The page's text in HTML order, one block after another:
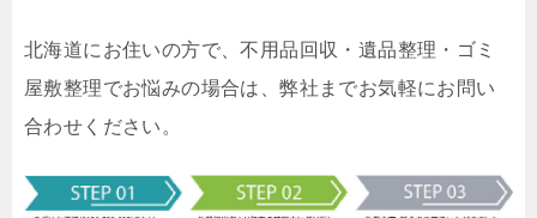
北海道にお住いの方で、不用品回収・遺品整理・ゴミ
屋敷整理でお悩みの場合は、弊社までお気軽にお問い
合わせください。